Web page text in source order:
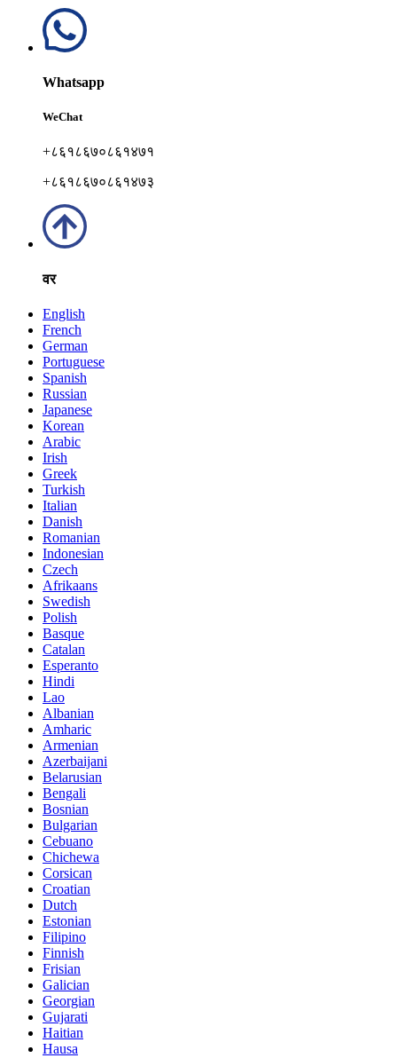
Whatsapp
WeChat
+८६१८६७०८६१४७१
+८६१८६७०८६१४७३
वर
English
French
German
Portuguese
Spanish
Russian
Japanese
Korean
Arabic
Irish
Greek
Turkish
Italian
Danish
Romanian
Indonesian
Czech
Afrikaans
Swedish
Polish
Basque
Catalan
Esperanto
Hindi
Lao
Albanian
Amharic
Armenian
Azerbaijani
Belarusian
Bengali
Bosnian
Bulgarian
Cebuano
Chichewa
Corsican
Croatian
Dutch
Estonian
Filipino
Finnish
Frisian
Galician
Georgian
Gujarati
Haitian
Hausa